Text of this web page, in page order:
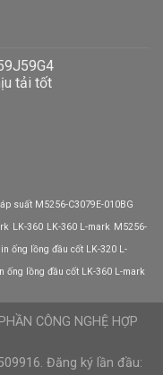
tải tốt
suất M5256-C3079E-010BG
LK-360 LK-360 L-mark M5256-
ống lồng đầu cốt LK-320 L-
ống lồng đầu cốt LK-360 L-mark
CÔNG NGHỆ HỢP
Đăng ký lần đầu: